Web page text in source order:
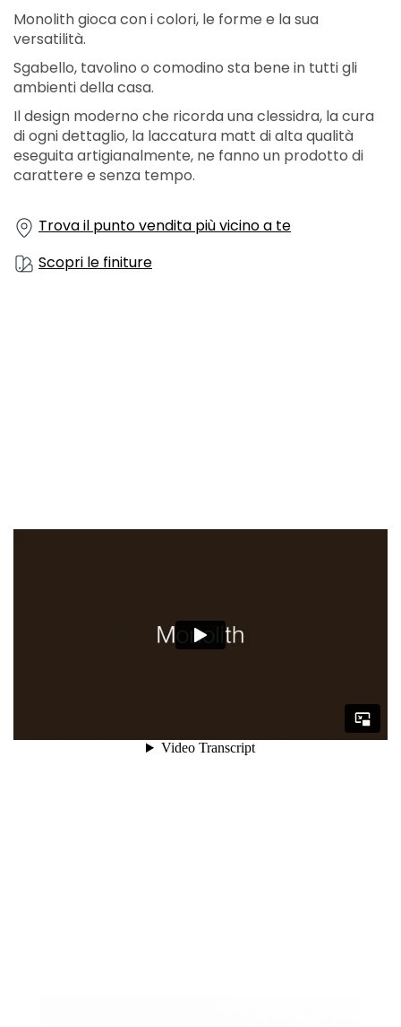
Monolith gioca con i colori, le forme e la sua
versatilità.
Sgabello, tavolino o comodino sta bene in tutti gli
ambienti della casa.
Il design moderno che ricorda una clessidra, la cura
di ogni dettaglio, la laccatura matt di alta qualità
eseguita artigianalmente, ne fanno un prodotto di
carattere e senza tempo.
Trova il punto vendita più vicino a te
Scopri le finiture